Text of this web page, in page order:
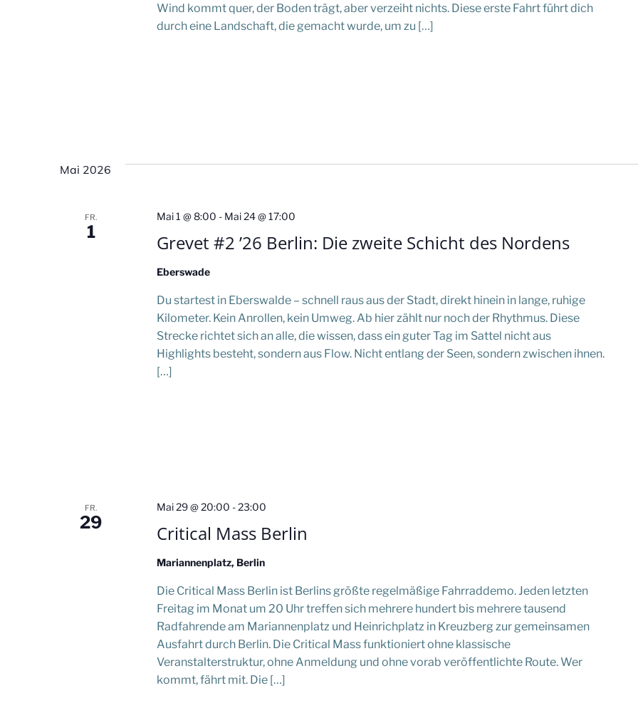
Wind kommt quer, der Boden trägt, aber verzeiht nichts. Diese erste Fahrt führt dich
durch eine Landschaft, die gemacht wurde, um zu […]
Mai 2026
FR.
1 Grevet #2 ’26 Berlin: Die zweite Schicht des Nordens
Mai 1 @ 8:00 - Mai 24 @ 17:00
Eberswade
Du startest in Eberswalde – schnell raus aus der Stadt, direkt hinein in lange, ruhige
Kilometer. Kein Anrollen, kein Umweg. Ab hier zählt nur noch der Rhythmus. Diese
Strecke richtet sich an alle, die wissen, dass ein guter Tag im Sattel nicht aus
Highlights besteht, sondern aus Flow. Nicht entlang der Seen, sondern zwischen ihnen.
[…]
FR.
29 Critical Mass Berlin
Mai 29 @ 20:00 -23:00
Mariannenplatz, Berlin
Die Critical Mass Berlin ist Berlins größte regelmäßige Fahrraddemo. Jeden letzten
Freitag im Monat um 20 Uhr treffen sich mehrere hundert bis mehrere tausend
Radfahrende am Mariannenplatz und Heinrichplatz in Kreuzberg zur gemeinsamen
Ausfahrt durch Berlin. Die Critical Mass funktioniert ohne klassische
Veranstalterstruktur, ohne Anmeldung und ohne vorab veröffentlichte Route. Wer
kommt, fährt mit. Die […]